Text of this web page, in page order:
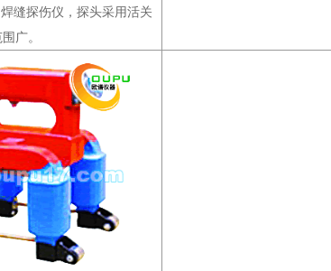
缝探伤仪，探头采用活关
广。